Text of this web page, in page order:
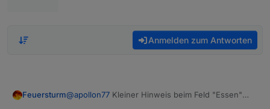
Anmelden zum Antworten
Feuersturm@apollon77 Kleiner Hinweis beim Feld "Essen"